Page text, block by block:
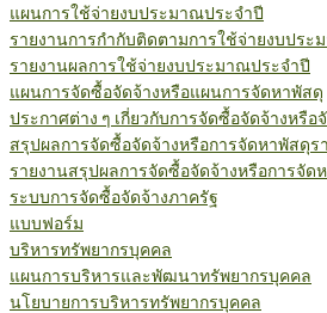
แผนการใช้จ่ายงบประมาณประจำปี
รายงานการกำกับติดตามการใช้จ่ายงบประ
รายงานผลการใช้จ่ายงบประมาณประจำปี
แผนการจัดซื้อจัดจ้างหรือแผนการจัดหาพัสดุ
ประกาศต่าง ๆ เกี่ยวกับการจัดซื้อจัดจ้างหรือ
สรุปผลการจัดซื้อจัดจ้างหรือการจัดหาพัสดุร
รายงานสรุปผลการจัดซื้อจัดจ้างหรือการจั
ระบบการจัดซื้อจัดจ้างภาครัฐ
แบบฟอร์ม
บริหารทรัพยากรบุคคล
แผนการบริหารและพัฒนาทรัพยากรบุคคล
นโยบายการบริหารทรัพยากรบุคคล